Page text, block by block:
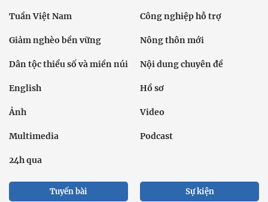
Tuần Việt Nam Công nghiệp hỗ trợ
Giảm nghèo bền vững Nông thôn mới
Dân tộc thiểu số và miền núi Nội dung chuyên đề
English Hồ sơ
Ảnh Video
Multimedia Podcast
24h qua
Tuyến bài Sự kiện